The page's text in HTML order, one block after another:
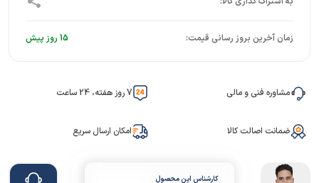
زمان آخرین بروز رسانی قیمت: 15 روز پیش
مشاوره فنی و مالی 7 روز هفته، 24 ساعت
ضمانت اصالت کالا امکان ارسال سریع
کارشناس این محصول